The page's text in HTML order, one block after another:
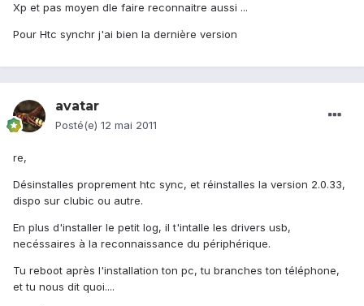
Xp et pas moyen dle faire reconnaitre aussi ...
Pour Htc synchr j'ai bien la dernière version
avatar
Posté(e) 12 mai 2011
re,
Désinstalles proprement htc sync, et réinstalles la version 2.0.33,
dispo sur clubic ou autre.
En plus d'installer le petit log, il t'intalle les drivers usb,
necéssaires à la reconnaissance du périphérique.
Tu reboot après l'installation ton pc, tu branches ton téléphone,
et tu nous dit quoi....